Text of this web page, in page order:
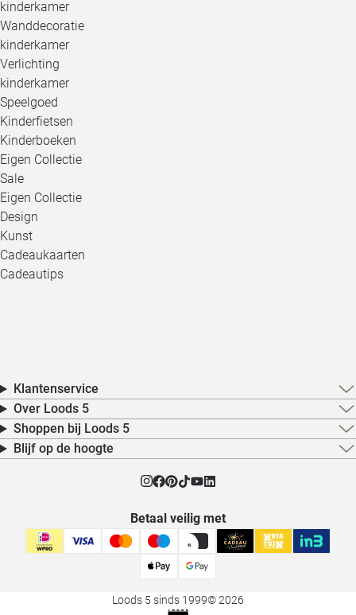
kinderkamer
Wanddecoratie
kinderkamer
Verlichting
kinderkamer
Speelgoed
Kinderfietsen
Kinderboeken
Eigen Collectie
Sale
Eigen Collectie
Design
Kunst
Cadeaukaarten
Cadeautips
Klantenservice
Over Loods 5
Shoppen bij Loods 5
Blijf op de hoogte
Betaal veilig met
Loods 5 sinds 1999© 2026